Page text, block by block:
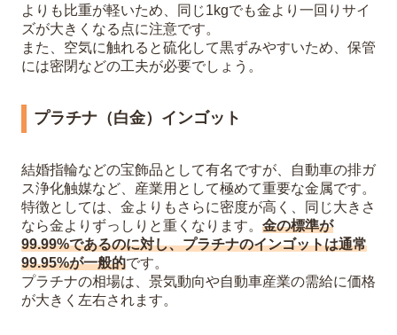
よりも比重が軽いため、同じ1kgでも金より一回りサイ
ズが大きくなる点に注意です。
また、空気に触れると硫化して黒ずみやすいため、保管
には密閉などの工夫が必要でしょう。
プラチナ（白金）インゴット
結婚指輪などの宝飾品として有名ですが、自動車の排ガ
ス浄化触媒など、産業用として極めて重要な金属です。
特徴としては、金よりもさらに密度が高く、同じ大きさ
なら金よりずっしりと重くなります。 金の標準が
99.99%であるのに対し、プラチナのインゴットは通常
99.95%が一般的です。
プラチナの相場は、景気動向や自動車産業の需給に価格
が大きく左右されます。